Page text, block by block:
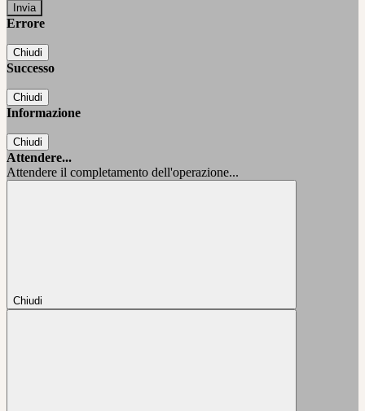
Errore
Chiudi
Successo
Chiudi
Informazione
Chiudi
Attendere...
Attendere il completamento dell'operazione...
Chiudi